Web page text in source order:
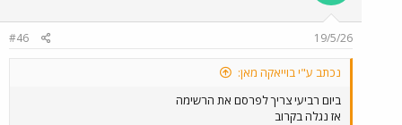
o
n
s
19/5/26
#46
נכתב ע"י בוייאקה מאן:
ביום רביעי צריך לפרסם את הרשימה
אז נגלה בקרוב